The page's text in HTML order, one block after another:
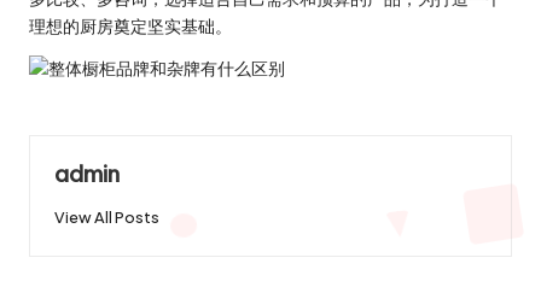
理想的厨房奠定坚实基础。
admin
View All Posts